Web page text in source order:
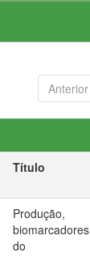
Anterior
Título
Produção,
biomarcadores
do